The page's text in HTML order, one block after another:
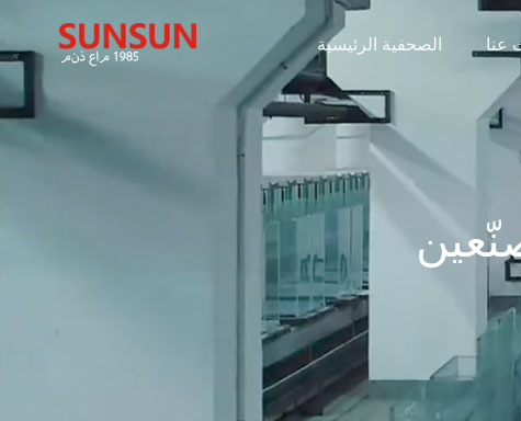
الصحفية الرئيسية عنا